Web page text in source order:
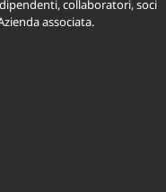
collaboratori, soci
associata.